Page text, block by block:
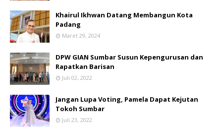
Khairul Ikhwan Datang Membangun Kota
Padang
Maret 29, 2024
DPW GIAN Sumbar Susun Kepengurusan dan
Rapatkan Barisan
Juli 02, 2022
Jangan Lupa Voting, Pamela Dapat Kejutan
Tokoh Sumbar
Juli 23, 2022